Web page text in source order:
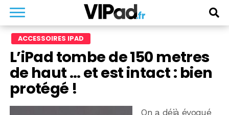
ACCESSOIRES IPAD
L’iPad tombe de 150 metres
de haut … et est intact : bien
protégé !
On a déjà évoqué